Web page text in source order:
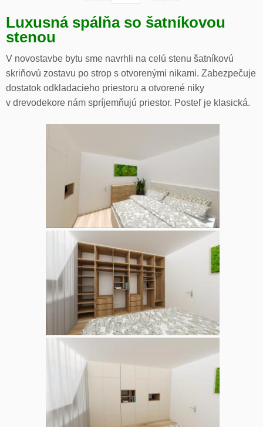
Luxusná spálňa so šatníkovou
stenou
V novostavbe bytu sme navrhli na celú stenu šatníkovú
skriňovú zostavu po strop s otvorenými nikami. Zabezpečuje
dostatok odkladacieho priestoru a otvorené niky
v drevodekore nám spríjemňujú priestor. Posteľ je klasická.